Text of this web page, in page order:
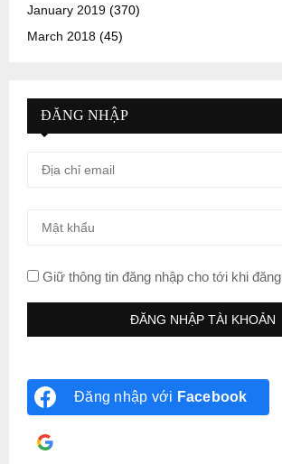
January 2019 (370)
March 2018 (45)
ĐĂNG NHẬP
Giữ thông tin đăng nhập cho tới khi
Đăng nhập với Facebook